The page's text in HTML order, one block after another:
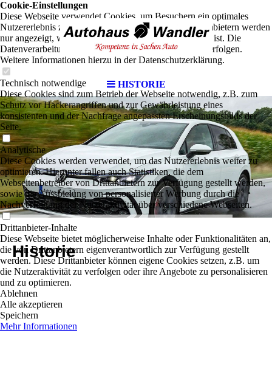
HISTORIE
Historie
Cookie-Einstellungen
Diese Webseite verwendet Cookies, um Besuchern ein optimales
Nutzererlebnis zu bieten. Bestimmte Inhalte von Drittanbietern werden
nur angezeigt, wenn die entsprechende Option aktiviert ist. Die
Datenverarbeitung kann dann auch in einem Drittland erfolgen.
Weitere Informationen hierzu in der Datenschutzerklärung.
Technisch notwendige
Diese Cookies sind zum Betrieb der Webseite notwendig, z.B. zum
Schutz vor Hackerangriffen und zur Gewährleistung eines
konsistenten und der Nachfrage angepassten Erscheinungsbilds der
Seite.
Analytische
Diese Cookies werden verwendet, um das Nutzererlebnis weiter zu
optimieren. Hierunter fallen auch Statistiken, die dem
Webseitenbetreiber von Drittanbietern zur Verfügung gestellt werden,
sowie die Ausspielung von personalisierter Werbung durch die
Nachverfolgung der Nutzeraktivität über verschiedene Webseiten.
Drittanbieter-Inhalte
Diese Webseite bietet möglicherweise Inhalte oder Funktionalitäten an,
die von Drittanbietern eigenverantwortlich zur Verfügung gestellt
werden. Diese Drittanbieter können eigene Cookies setzen, z.B. um
die Nutzeraktivität zu verfolgen oder ihre Angebote zu personalisieren
und zu optimieren.
Ablehnen
Alle akzeptieren
Speichern
Mehr Informationen